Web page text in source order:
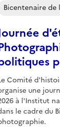
Comité
une
à l'Institut
le cadre du
Bicentenaire